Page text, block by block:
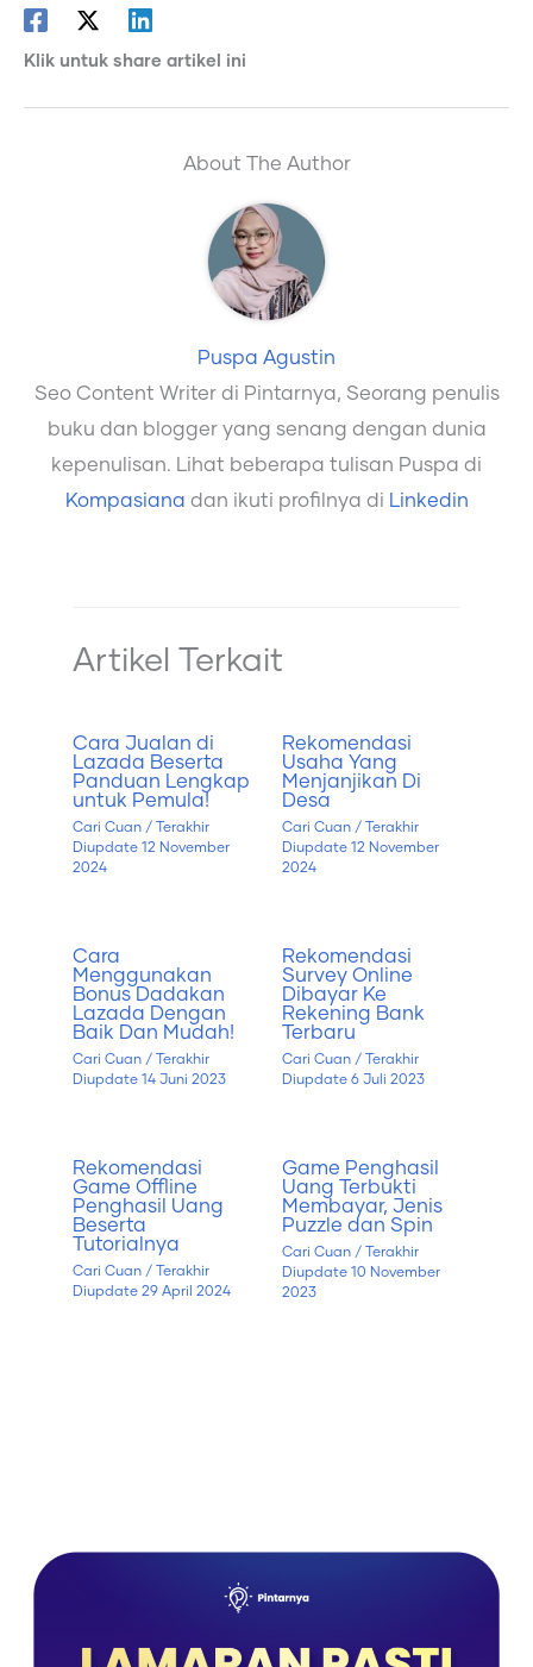
Klik untuk share artikel ini
About The Author
Puspa Agustin
Seo Content Writer di Pintarnya, Seorang penulis
buku dan blogger yang senang dengan dunia
kepenulisan. Lihat beberapa tulisan Puspa di
Kompasiana dan ikuti profilnya di Linkedin
Artikel Terkait
Cara Jualan di
Lazada Beserta
Panduan Lengkap
untuk Pemula!
Cari Cuan / Terakhir
Diupdate 12 November
2024
Rekomendasi
Usaha Yang
Menjanjikan Di
Desa
Cari Cuan/ Terakhir
Diupdate12 November
2024
Cara
Menggunakan
Bonus Dadakan
Lazada Dengan
Baik Dan Mudah!
Cari Cuan / Terakhir
Diupdate 14 Juni 2023
Rekomendasi
Survey Online
Dibayar Ke
Rekening Bank
Terbaru
Cari Cuan/ Terakhir
Diupdate6 Juli 2023
Rekomendasi
Game Offline
Penghasil Uang
Beserta
Tutorialnya
Cari Cuan / Terakhir
Diupdate 29 April 2024
Game Penghasil
Uang Terbukti
Membayar, Jenis
Puzzle dan Spin
Cari Cuan/ Terakhir
Diupdate10 November
2023